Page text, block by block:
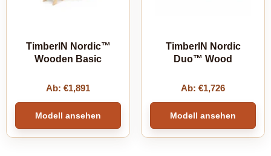
TimberIN Nordic™
Wooden Basic
Ab: €1,891
Modell ansehen
TimberIN Nordic
Duo™ Wood
Ab: €1,726
Modell ansehen